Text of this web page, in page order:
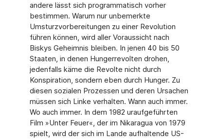
andere lässt sich programmatisch vorher
bestimmen. Warum nur unbemerkte
Umsturzvorbereitungen zu einer Revolution
führen können, wird aller Voraussicht nach
Biskys Geheimnis bleiben. In jenen 40 bis 50
Staaten, in denen Hungerrevolten drohen,
jedenfalls käme die Revolte nicht durch
Konspiration, sondern eben durch Hunger. Zu
diesen sozialen Prozessen und deren Ursachen
müssen sich Linke verhalten. Wann auch immer.
Wo auch immer. In dem 1982 uraufgeführten
Film »Unter Feuer«, der im Nikaragua von 1979
spielt, wird der sich im Lande aufhaltende US-